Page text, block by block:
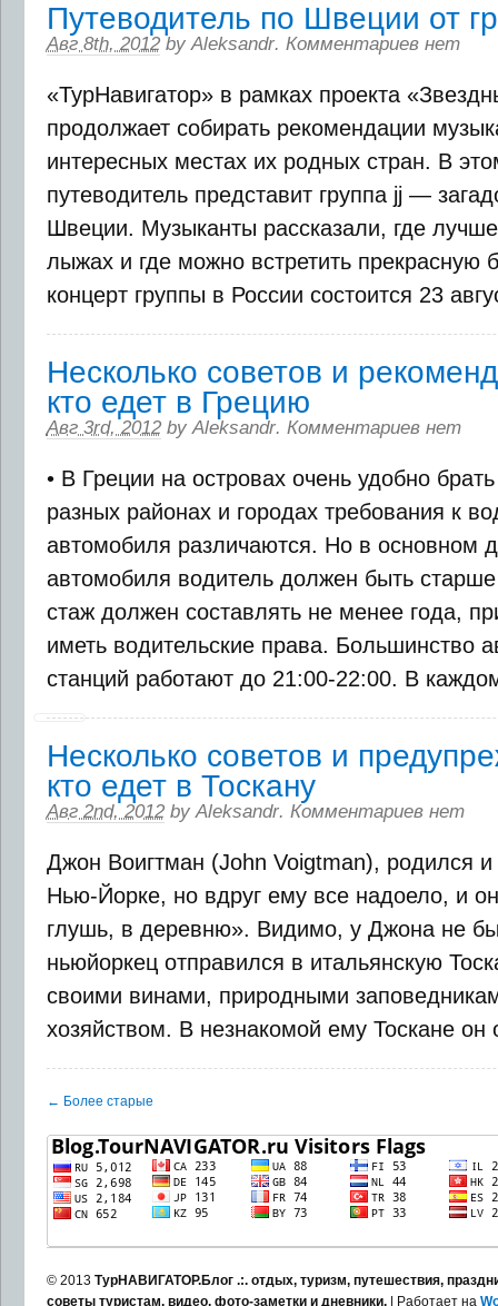
Путеводитель по Швеции от
Авг 8th, 2012 byAleksandr. Комментариев нет
«ТурНавигатор» в рамках проекта
продолжает собирать рекомендации
интересных местах их родных стран. В
путеводитель представит группа jj —
Швеции. Музыканты рассказали, где лучше
лыжах и где можно встретить прекрасную
концерт группы в России состоится 23
Несколько советов и
кто едет в Грецию
Авг 3rd, 2012 byAleksandr. Комментариев нет
• В Греции на островах очень удобно
разных районах и городах требования к
автомобиля различаются. Но в основном
автомобиля водитель должен быть старше
стаж должен составлять не менее года,
иметь водительские права. Большинство
станций работают до 21:00-22:00. В
Несколько советов и
кто едет в Тоскану
Авг 2nd, 2012 byAleksandr. Комментариев нет
Джон Воигтман (John Voigtman), родился
Нью-Йорке, но вдруг ему все надоело, и
глушь, в деревню». Видимо, у Джона не
ньюйоркец отправился в итальянскую
своими винами, природными
хозяйством. В незнакомой ему Тоскане он
← Более старые
© 2013 ТурНАВИГАТОР.Блог .:. отдых, туризм, путешествия,
советы туристам, видео, фото-заметки и дневники.| Работает на